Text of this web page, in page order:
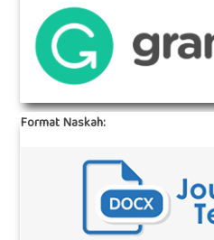
Format Naskah: